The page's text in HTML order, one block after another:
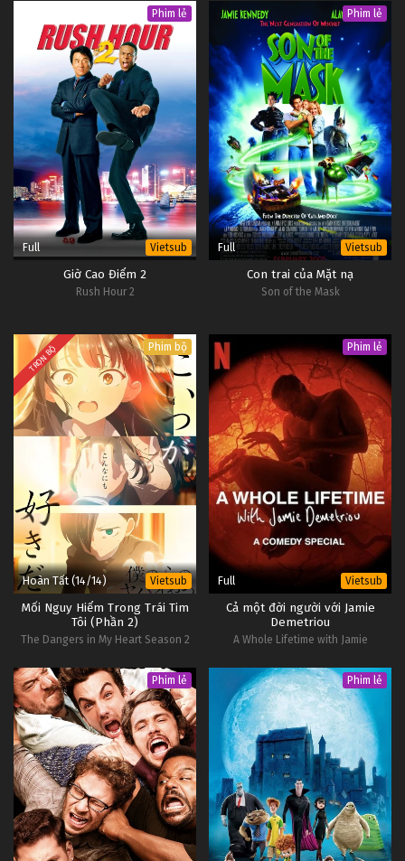
Phim lẻ
Full Vietsub
Giờ Cao Điểm 2
Rush Hour 2
Phim lẻ
Full Vietsub
Con trai của Mặt nạ
Son of the Mask
TRỌN BỘ Phim bộ
Hoàn Tất (14/14) Vietsub
Mối Nguy Hiểm Trong Trái Tim
Tôi (Phần 2)
The Dangers in My Heart Season 2
Phim lẻ
Full Vietsub
Cả một đời người với Jamie
Demetriou
A Whole Lifetime with Jamie
Phim lẻ
Phim lẻ